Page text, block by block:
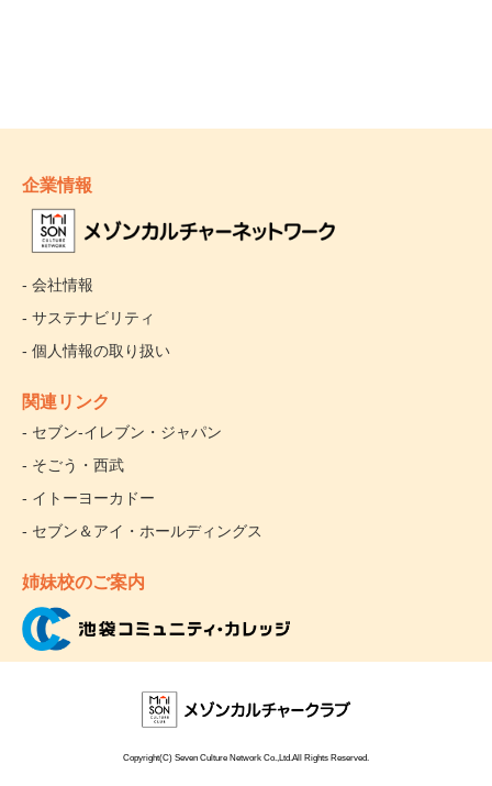
企業情報
- 会社情報
- サステナビリティ
- 個人情報の取り扱い
関連リンク
- セブン‐イレブン・ジャパン
- そごう・西武
- イトーヨーカドー
- セブン＆アイ・ホールディングス
姉妹校のご案内
Copyright(C) Seven Culture Network Co.,Ltd.All Rights Reserved.